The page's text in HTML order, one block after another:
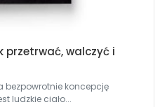
przetrwać, walczyć i
bezpowrotnie koncepcję
ludzkie ciało...